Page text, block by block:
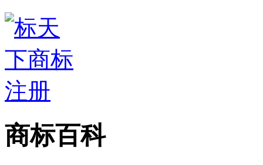
商标百科